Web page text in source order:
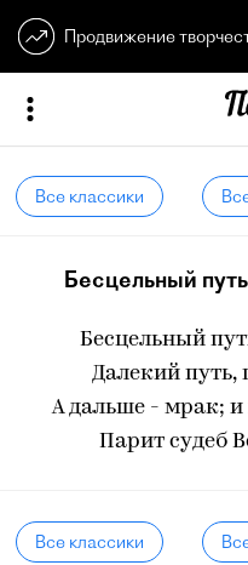
Продвижение
Все классики
Бесцельный
Бесцельный
Далекий
А дальше - мрак;
Парит судеб
Все классики